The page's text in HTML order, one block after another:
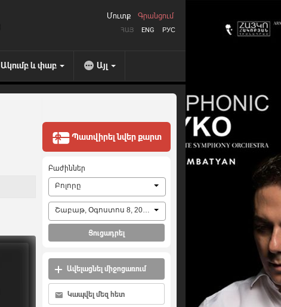
ՀԱՅ ENG РУС
Մուտք Գրանցում
Ակումբ և փաբ Այլ
Պատվիրել նվեր քարտ
Բաժիններ
Բոլորը
Շաբաթ, Օգոստոս 8, 2026
Ցուցադրել
Ավելացնել միջոցառում
Կապվել մեզ հետ